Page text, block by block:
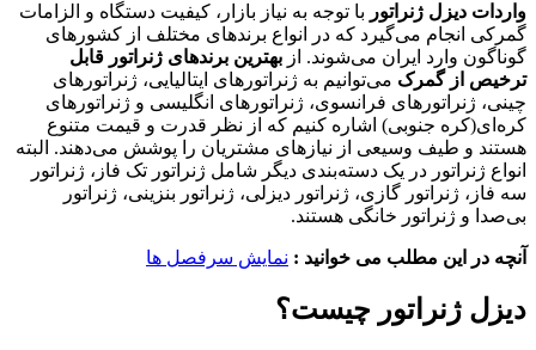
دیزل ژنراتوربا توجه به نیاز بازار، کیفیت دستگاه و الزامات
انجام می‌گیرد که در انواع برندهای مختلف از کشورهای
وارد ایران می‌شوند. ازبهترین برندهای ژنراتور
قابل
از گمرکمی‌توانیم به ژنراتورهای ایتالیایی، ژنراتورهای
ژنراتورهای فرانسوی، ژنراتورهای انگلیسی و ژنراتورهای
جنوبی) اشاره کنیم که از نظر قدرت و قیمت متنوع
و طیف وسیعی از نیازهای مشتریان را پوشش می‌دهند. البته
ژنراتور در یک دسته‌بندی دیگر شامل ژنراتور تک فاز، ژنراتور
ژنراتور گازی، ژنراتور دیزلی، ژنراتور بنزینی، ژنراتور
و ژنراتور خانگی هستند.
در این مطلب می خوانید : نمایش سرفصل ها
ژنراتور چیست؟